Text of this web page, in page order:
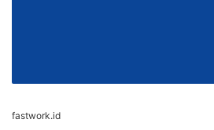
fastwork.id